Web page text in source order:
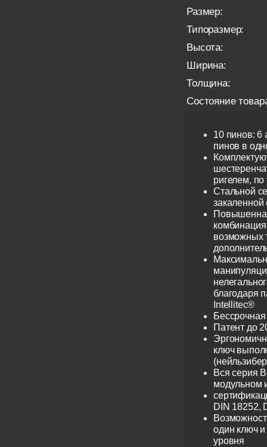
Размер:
Типоразмер:
Высота:
Ширина:
Толщина:
Состояние
10 пинов: 6
пинов в
ригелем,
Стальной
закаленной
возможных
благодаря
Intellitec®
Патент до
ключ
Вся серия
модульном
DIN 18252,
один ключ и
уровня